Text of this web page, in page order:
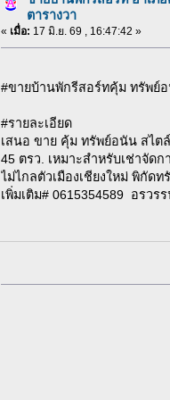
ตารางวา
« เมื่อ: 17 มิ.ย. 69 , 16:47:42 »
#ขายบ้านพักรีสอร์ทคุ้ม ทรัพย์อ
#รายละเอียด
เสนอ ขาย คุ้ม ทรัพย์อนัน สไ
45 ตรว. เหมาะสำหรับเช่าจัด
ไม่ไกลตัวเมืองเชียงใหม่ พิกั
เพิ่มเติม# 0615354589 อรวร